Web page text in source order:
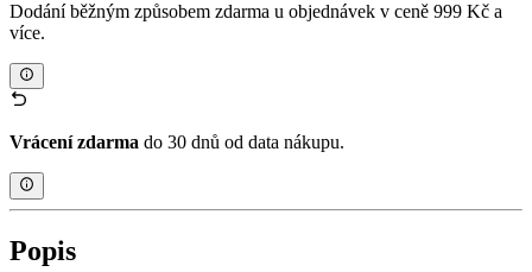
Dodání běžným způsobem zdarma u objednávek v ceně 999 Kč a
více.
Vrácení zdarma do 30 dnů od data nákupu.
Popis